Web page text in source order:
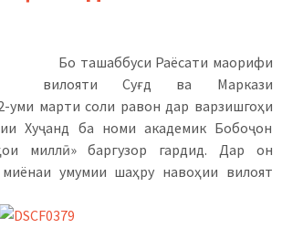
Бо ташаббуси Раёсати маорифи
вилояти Суғд ва Маркази
уми марти соли равон дар варзишгоҳи
Хуҷанд ба номи академик Бобоҷон
миллӣ» баргузор гардид. Дар он
умумии шаҳру навоҳии вилоят